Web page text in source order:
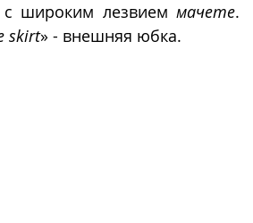
с широким лезвием мачете.
skirt» - внешняя юбка.